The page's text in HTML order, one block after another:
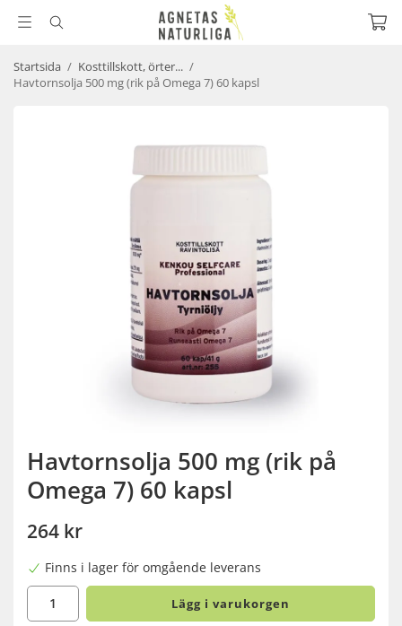
Startsida / Kosttillskott, örter... /
Havtornsolja 500 mg (rik på Omega 7) 60 kapsl
Havtornsolja 500 mg (rik på
Omega 7) 60 kapsl
264 kr
Finns i lager för omgående leverans
Lägg i varukorgen